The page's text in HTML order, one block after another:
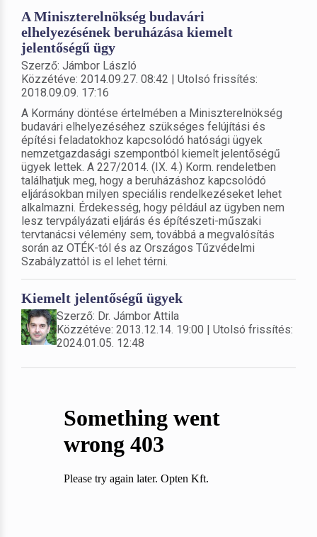
A Miniszterelnökség budavári
elhelyezésének beruházása kiemelt
jelentőségű ügy
Szerző: Jámbor László
Közzétéve: 2014.09.27. 08:42 | Utolsó frissítés:
2018.09.09. 17:16
A Kormány döntése értelmében a Miniszterelnökség
budavári elhelyezéséhez szükséges felújítási és
építési feladatokhoz kapcsolódó hatósági ügyek
nemzetgazdasági szempontból kiemelt jelentőségű
ügyek lettek. A 227/2014. (IX. 4.) Korm. rendeletben
találhatjuk meg, hogy a beruházáshoz kapcsolódó
eljárásokban milyen speciális rendelkezéseket lehet
alkalmazni. Érdekesség, hogy például az ügyben nem
lesz tervpályázati eljárás és építészeti-műszaki
tervtanácsi vélemény sem, továbbá a megvalósítás
során az OTÉK-tól és az Országos Tűzvédelmi
Szabályzattól is el lehet térni.
Kiemelt jelentőségű ügyek
Szerző: Dr. Jámbor Attila
Közzétéve: 2013.12.14. 19:00 | Utolsó frissítés:
2024.01.05. 12:48